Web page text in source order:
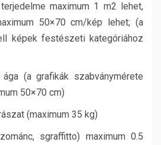
maximum 1 m2 lehet,
50×70 cm/kép lehet; (a
képek festészeti kategóriához
(a grafikák szabványmérete
50×70 cm)
(maximum 35 kg)
sgraffitto) maximum 0.5